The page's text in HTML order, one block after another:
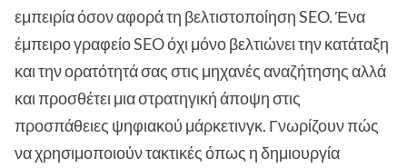
εμπειρία όσον αφορά τη βελτιστοποίηση SEO. Ένα
έμπειρο γραφείο SEO όχι μόνο βελτιώνει την κατάταξη
και την ορατότητά σας στις μηχανές αναζήτησης αλλά
και προσθέτει μια στρατηγική άποψη στις
προσπάθειες ψηφιακού μάρκετινγκ. Γνωρίζουν πώς
να χρησιμοποιούν τακτικές όπως η δημιουργία